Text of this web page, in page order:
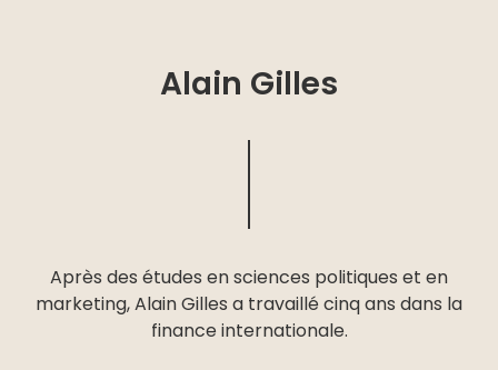
Alain Gilles
Après des études en sciences politiques et en
marketing, Alain Gilles a travaillé cinq ans dans la
finance internationale.